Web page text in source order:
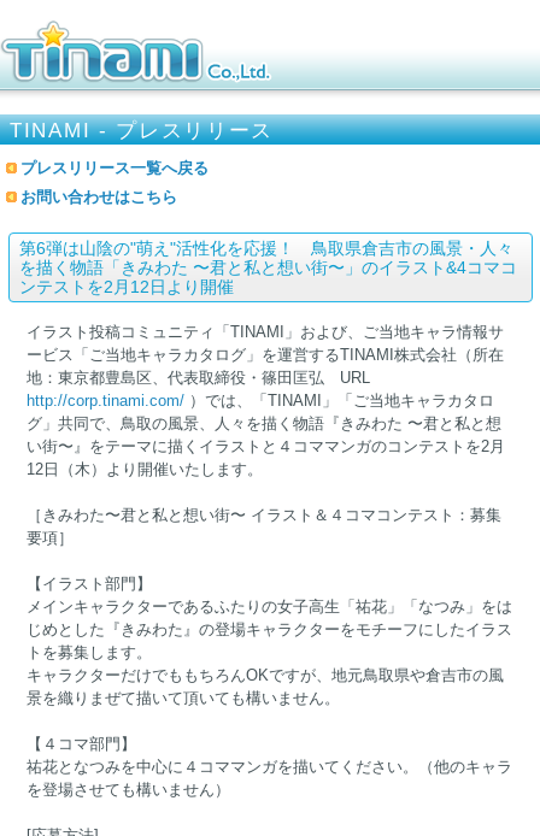
TINAMI - プレスリリース
プレスリリース一覧へ戻る
お問い合わせはこちら
第6弾は山陰の"萌え"活性化を応援！ 鳥取県倉吉市の風景・人々
を描く物語「きみわた 〜君と私と想い街〜」のイラスト&4コマコ
ンテストを2月12日より開催
イラスト投稿コミュニティ「TINAMI」および、ご当地キャラ情報サ
ービス「ご当地キャラカタログ」を運営するTINAMI株式会社（所在
地：東京都豊島区、代表取締役・篠田匡弘 URL
http://corp.tinami.com/）では、「TINAMI」「ご当地キャラカタロ
グ」共同で、鳥取の風景、人々を描く物語『きみわた 〜君と私と想
い街〜』をテーマに描くイラストと４コママンガのコンテストを2月
12日（木）より開催いたします。
［きみわた〜君と私と想い街〜 イラスト＆４コマコンテスト：募集
要項］
【イラスト部門】
メインキャラクターであるふたりの女子高生「祐花」「なつみ」をは
じめとした『きみわた』の登場キャラクターをモチーフにしたイラス
トを募集します。
キャラクターだけでももちろんOKですが、地元鳥取県や倉吉市の風
景を織りまぜて描いて頂いても構いません。
【４コマ部門】
祐花となつみを中心に４コママンガを描いてください。（他のキャラ
を登場させても構いません）